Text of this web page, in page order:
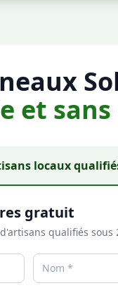
et
locaux
gratuit
qualifiés sous